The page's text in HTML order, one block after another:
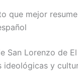
que mejor
San Lorenzo de
ideológicas y